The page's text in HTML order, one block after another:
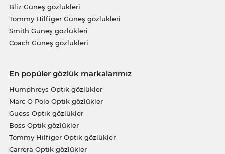
Bliz Güneş gözlükleri
Tommy Hilfiger Güneş gözlükleri
Smith Güneş gözlükleri
Coach Güneş gözlükleri
En popüler gözlük markalarımız
Humphreys Optik gözlükler
Marc O Polo Optik gözlükler
Guess Optik gözlükler
Boss Optik gözlükler
Tommy Hilfiger Optik gözlükler
Carrera Optik gözlükler